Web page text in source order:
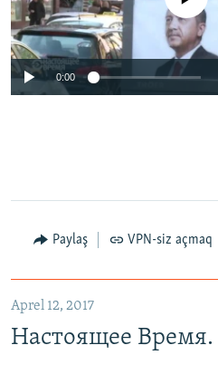
0:00
Paylaş VPN-siz açmaq
Aprel 12, 2017
Настоящее Время.